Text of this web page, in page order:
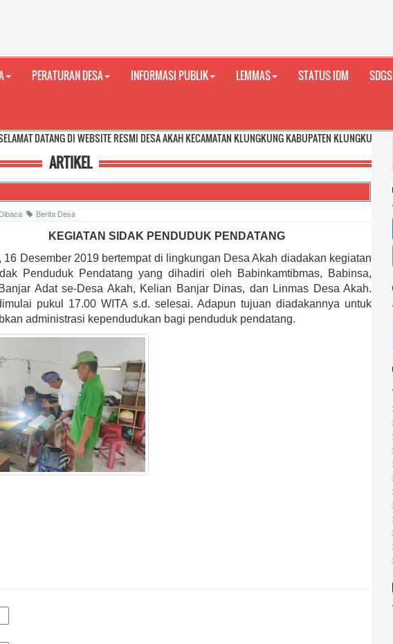
PERATURAN DESA INFORMASI PUBLIK LEMMAS STATUS IDM SDGS
DI WEBSITE RESMI DESA AKAH KECAMATAN KLUNGKUNG KABUPATEN KLUNGKUNG PROVINSI BALI
ARTIKEL
Berita Desa
KEGIATAN SIDAK PENDUDUK PENDATANG
16 Desember 2019 bertempat di lingkungan Desa Akah diadakan kegiatan
Penduduk Pendatang yang dihadiri oleh Babinkamtibmas, Babinsa,
Adat se-Desa Akah, Kelian Banjar Dinas, dan Linmas Desa Akah.
pukul 17.00 WITA s.d. selesai. Adapun tujuan diadakannya untuk
administrasi kependudukan bagi penduduk pendatang.